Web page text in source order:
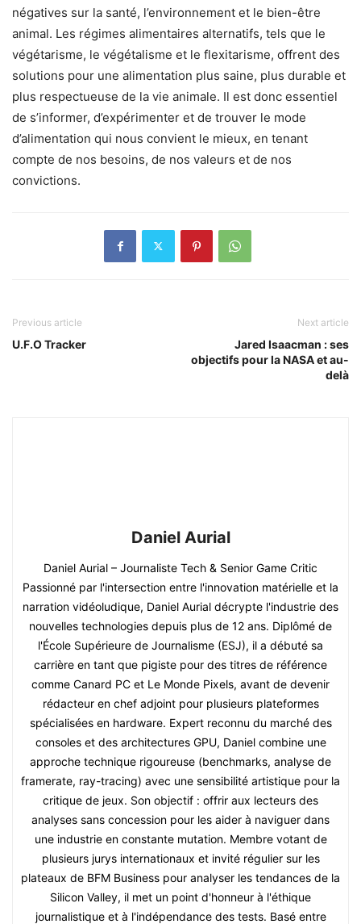
négatives sur la santé, l’environnement et le bien-être
animal. Les régimes alimentaires alternatifs, tels que le
végétarisme, le végétalisme et le flexitarisme, offrent des
solutions pour une alimentation plus saine, plus durable et
plus respectueuse de la vie animale. Il est donc essentiel
de s’informer, d’expérimenter et de trouver le mode
d’alimentation qui nous convient le mieux, en tenant
compte de nos besoins, de nos valeurs et de nos
convictions.
Previous article
U.F.O Tracker
Next article
Jared Isaacman : ses
objectifs pour la NASA et au-
delà
Daniel Aurial
Daniel Aurial – Journaliste Tech & Senior Game Critic
Passionné par l'intersection entre l'innovation matérielle et la
narration vidéoludique, Daniel Aurial décrypte l'industrie des
nouvelles technologies depuis plus de 12 ans. Diplômé de
l'École Supérieure de Journalisme (ESJ), il a débuté sa
carrière en tant que pigiste pour des titres de référence
comme Canard PC et Le Monde Pixels, avant de devenir
rédacteur en chef adjoint pour plusieurs plateformes
spécialisées en hardware. Expert reconnu du marché des
consoles et des architectures GPU, Daniel combine une
approche technique rigoureuse (benchmarks, analyse de
framerate, ray-tracing) avec une sensibilité artistique pour la
critique de jeux. Son objectif : offrir aux lecteurs des
analyses sans concession pour les aider à naviguer dans
une industrie en constante mutation. Membre votant de
plusieurs jurys internationaux et invité régulier sur les
plateaux de BFM Business pour analyser les tendances de la
Silicon Valley, il met un point d'honneur à l'éthique
journalistique et à l'indépendance des tests. Basé entre